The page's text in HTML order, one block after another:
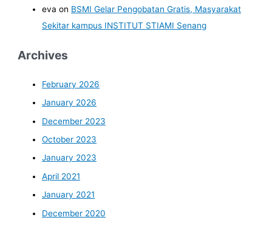
eva on BSMI Gelar Pengobatan Gratis, Masyarakat
Sekitar kampus INSTITUT STIAMI Senang
Archives
February 2026
January 2026
December 2023
October 2023
January 2023
April 2021
January 2021
December 2020